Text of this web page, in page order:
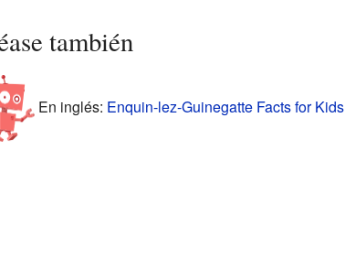
también
En inglés: Enquin-lez-Guinegatte Facts for Kids